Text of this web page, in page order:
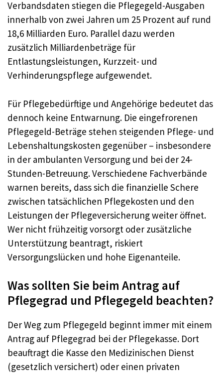
Verbandsdaten stiegen die Pflegegeld-Ausgaben
innerhalb von zwei Jahren um 25 Prozent auf rund
18,6 Milliarden Euro. Parallel dazu werden
zusätzlich Milliardenbeträge für
Entlastungsleistungen, Kurzzeit- und
Verhinderungspflege aufgewendet.
Für Pflegebedürftige und Angehörige bedeutet das
dennoch keine Entwarnung. Die eingefrorenen
Pflegegeld-Beträge stehen steigenden Pflege- und
Lebenshaltungskosten gegenüber – insbesondere
in der ambulanten Versorgung und bei der 24-
Stunden-Betreuung. Verschiedene Fachverbände
warnen bereits, dass sich die finanzielle Schere
zwischen tatsächlichen Pflegekosten und den
Leistungen der Pflegeversicherung weiter öffnet.
Wer nicht frühzeitig vorsorgt oder zusätzliche
Unterstützung beantragt, riskiert
Versorgungslücken und hohe Eigenanteile.
Was sollten Sie beim Antrag auf
Pflegegrad und Pflegegeld beachten?
Der Weg zum Pflegegeld beginnt immer mit einem
Antrag auf Pflegegrad bei der Pflegekasse. Dort
beauftragt die Kasse den Medizinischen Dienst
(gesetzlich versichert) oder einen privaten